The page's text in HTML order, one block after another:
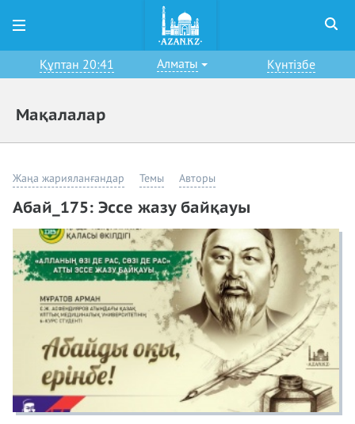
Құптан 20:41 Алматы Күнтізбе
Мақалалар
Жаңа жарияланғандар Темы Авторы
Абай_175: Эссе жазу байқауы